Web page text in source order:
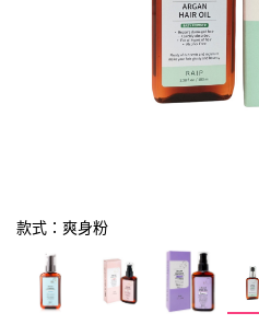
款式：爽身粉